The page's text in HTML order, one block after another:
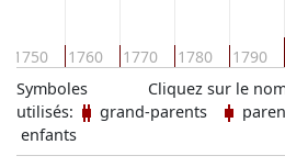
1750 1760 1770 1780 1790
Cliquez sur le
Symboles
utilisés:
grand-parents
enfants